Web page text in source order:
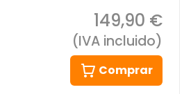
149,90 €
(IVA incluido)
Comprar